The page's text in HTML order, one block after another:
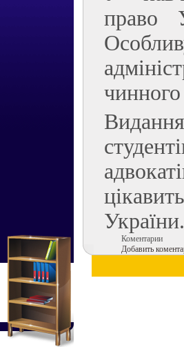
право
чинного
України.
Коментарии
Добавить